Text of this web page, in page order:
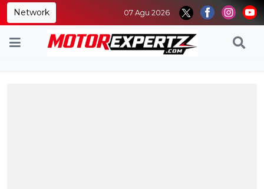
Network 07 Agu 2026